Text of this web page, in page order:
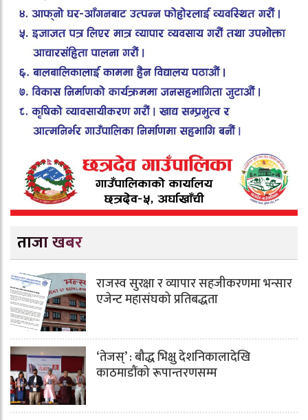
ताजा खबर
राजस्व सुरक्षा र व्यापार सहजीकरणमा भन्सार
एजेन्ट महासंघको प्रतिबद्धता
‘तेजस्’ : बौद्ध भिक्षु देशनिकालादेखि
काठमाडौंको रूपान्तरणसम्म